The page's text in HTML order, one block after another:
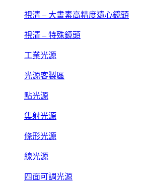
視清 – 大畫素高精度遠心鏡頭
視清 – 特殊鏡頭
工業光源
光源客製區
點光源
集射光源
條形光源
線光源
四面可調光源